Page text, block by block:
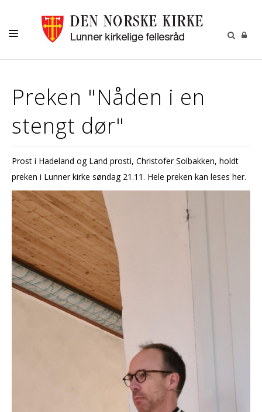
BARN OG UNGE
MENIGHETSBLADET
KALENDER
KONTAKT
Preken "Nåden i en
stengt dør"
Prost i Hadeland og Land prosti, Christofer Solbakken, holdt
preken i Lunner kirke søndag 21.11. Hele preken kan leses her.